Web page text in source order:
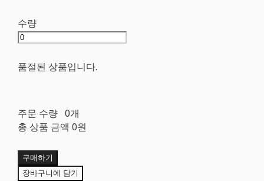
수량
품절된 상품입니다.
주문 수량 0개
총 상품 금액 0원
구매하기
장바구니에 담기